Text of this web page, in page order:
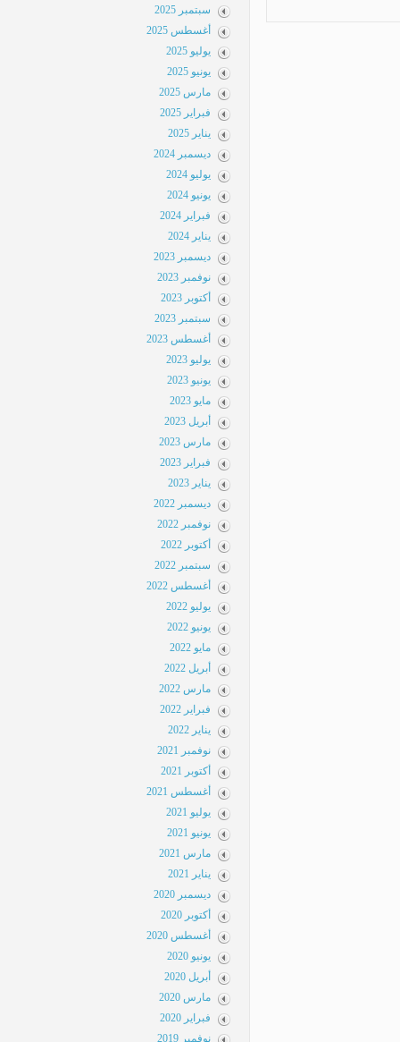
سبتمبر 2025
أغسطس 2025
يوليو 2025
يونيو 2025
مارس 2025
فبراير 2025
يناير 2025
ديسمبر 2024
يوليو 2024
يونيو 2024
فبراير 2024
يناير 2024
ديسمبر 2023
نوفمبر 2023
أكتوبر 2023
سبتمبر 2023
أغسطس 2023
يوليو 2023
يونيو 2023
مايو 2023
أبريل 2023
مارس 2023
فبراير 2023
يناير 2023
ديسمبر 2022
نوفمبر 2022
أكتوبر 2022
سبتمبر 2022
أغسطس 2022
يوليو 2022
يونيو 2022
مايو 2022
أبريل 2022
مارس 2022
فبراير 2022
يناير 2022
نوفمبر 2021
أكتوبر 2021
أغسطس 2021
يوليو 2021
يونيو 2021
مارس 2021
يناير 2021
ديسمبر 2020
أكتوبر 2020
أغسطس 2020
يونيو 2020
أبريل 2020
مارس 2020
فبراير 2020
نوفمبر 2019